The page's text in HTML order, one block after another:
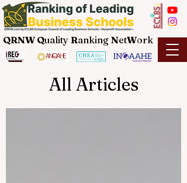
QRNW Quality Ranking NetWork
All Articles